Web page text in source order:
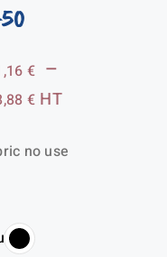
€ –
€Plage
prix :
148,88 €
HT
no use